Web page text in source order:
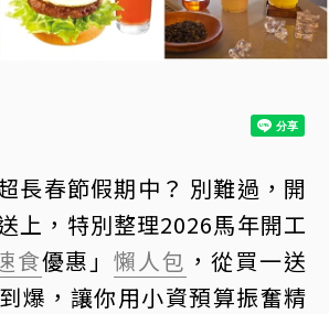
長春節假期中？ 別難過，開
上，特別整理2026馬年開工
食優惠」懶人包 ，從買一送
爆，讓你用小資預算振奮精